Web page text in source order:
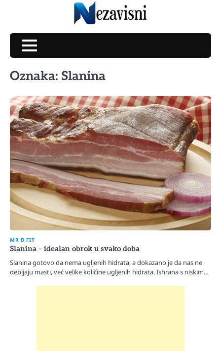
Oznaka: Slanina
MR D FIT
Slanina – idealan obrok u svako doba
Slanina gotovo da nema ugljenih hidrata, a dokazano je da nas ne
debljaju masti, već velike količine ugljenih hidrata. Ishrana s niskim…